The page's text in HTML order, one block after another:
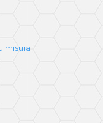
misura